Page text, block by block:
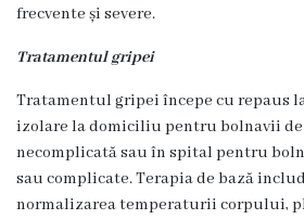
de
Secția
Medicină
de
Familie
frecvente și severe.
Tratamentul gripei
Tratamentul gripei începe cu repaus
izolare la domiciliu pentru bolnavii
necomplicată sau în spital pentru
sau complicate. Terapia de bază
normalizarea temperaturii corpului,